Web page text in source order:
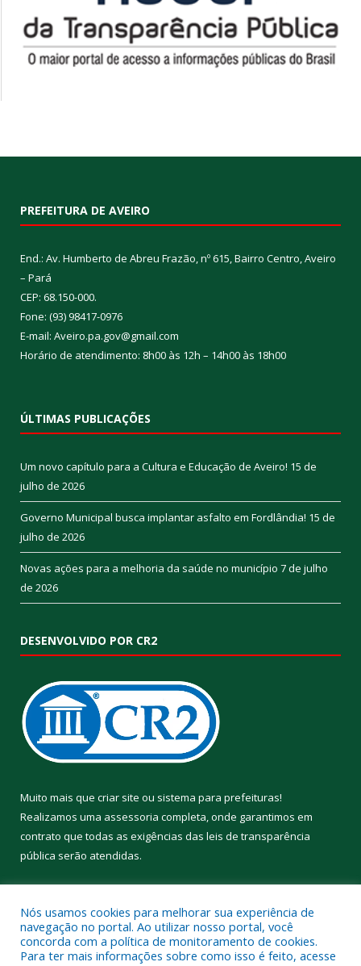
PREFEITURA DE AVEIRO
End.: Av. Humberto de Abreu Frazão, nº 615, Bairro Centro, Aveiro
– Pará
CEP: 68.150-000.
Fone: (93) 98417-0976
E-mail: Aveiro.pa.gov@gmail.com
Horário de atendimento: 8h00 às 12h – 14h00 às 18h00
ÚLTIMAS PUBLICAÇÕES
Um novo capítulo para a Cultura e Educação de Aveiro! 15 de
julho de 2026
Governo Municipal busca implantar asfalto em Fordlândia! 15 de
julho de 2026
Novas ações para a melhoria da saúde no município 7 de julho
de 2026
DESENVOLVIDO POR CR2
Muito mais que criar site ou sistema para prefeituras!
Realizamos uma assessoria completa, onde garantimos em
contrato que todas as exigências das leis de transparência
pública serão atendidas.
Nós usamos cookies para melhorar sua experiência de
navegação no portal. Ao utilizar nosso portal, você
concorda com a política de monitoramento de cookies.
Para ter mais informações sobre como isso é feito, acesse